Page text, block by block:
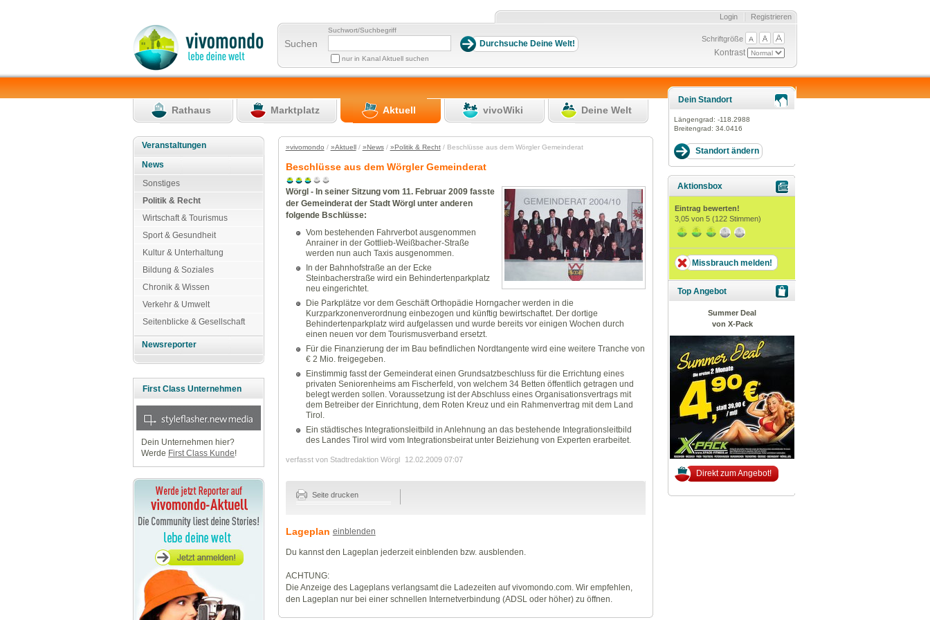
Registrieren
Login
Suchen
Suchwort/Suchbegriff
nur in Kanal Aktuell suchen
Schriftgröße
Kontrast
Rathaus Marktplatz Aktuell vivoWiki Deine Welt
Veranstaltungen
News
Sonstiges
Politik & Recht
Wirtschaft & Tourismus
Sport & Gesundheit
Kultur & Unterhaltung
Bildung & Soziales
Chronik & Wissen
Verkehr & Umwelt
Seitenblicke & Gesellschaft
Newsreporter
First Class Unternehmen
Dein Unternehmen hier?
Werde First Class Kunde!
»vivomondo / »Aktuell/ »News/ »Politik & Recht/ Beschlüsse aus dem Wörgler Gemeinderat
Beschlüsse aus dem Wörgler Gemeinderat
Wörgl - In seiner Sitzung vom 11. Februar 2009 fasste
der Gemeinderat der Stadt Wörgl unter anderen
folgende Bschlüsse:
Vom bestehenden Fahrverbot ausgenommen
Anrainer in der Gottlieb-Weißbacher-Straße
werden nun auch Taxis ausgenommen.
In der Bahnhofstraße an der Ecke
Steinbacherstraße wird ein Behindertenparkplatz
neu eingerichtet.
Die Parkplätze vor dem Geschäft Orthopädie Horngacher werden in die
Kurzparkzonenverordnung einbezogen und künftig bewirtschaftet. Der dortige
Behindertenparkplatz wird aufgelassen und wurde bereits vor einigen Wochen durch
einen neuen vor dem Tourismusverband ersetzt.
Für die Finanzierung der im Bau befindlichen Nordtangente wird eine weitere Tranche von
€ 2 Mio. freigegeben.
Einstimmig fasst der Gemeinderat einen Grundsatzbeschluss für die Errichtung eines
privaten Seniorenheims am Fischerfeld, von welchem 34 Betten öffentlich getragen und
belegt werden sollen. Voraussetzung ist der Abschluss eines Organisationsvertrags mit
dem Betreiber der Einrichtung, dem Roten Kreuz und ein Rahmenvertrag mit dem Land
Tirol.
Ein städtisches Integrationsleitbild in Anlehnung an das bestehende Integrationsleitbild
des Landes Tirol wird vom Integrationsbeirat unter Beiziehung von Experten erarbeitet.
verfasst von Stadtredaktion Wörgl 12.02.2009 07:07
Seite drucken
Lageplan einblenden
Du kannst den Lageplan jederzeit einblenden bzw. ausblenden.
ACHTUNG:
Die Anzeige des Lageplans verlangsamt die Ladezeiten auf vivomondo.com. Wir empfehlen,
den Lageplan nur bei einer schnellen Internetverbindung (ADSL oder höher) zu öffnen.
Dein Standort
Längengrad: -118.2988
Breitengrad: 34.0416
Aktionsbox
Eintrag bewerten!
3,05 von 5 (122 Stimmen)
Missbrauch melden!
Top Angebot
Summer Deal
von X-Pack
Direkt zum Angebot!